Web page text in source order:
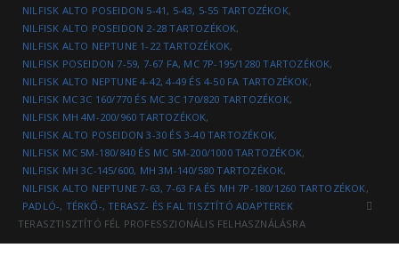
NILFISK ALTO POSEIDON 5-41, 5-43, 5-55 TARTOZÉKOK,
NILFISK ALTO POSEIDON 2-28 TARTOZÉKOK,
NILFISK ALTO NEPTUNE 1-22 TARTOZÉKOK,
NILFISK POSEIDON 7-59, 7-67 FA, MC 7P-195/1280 TARTOZÉKOK,
NILFISK ALTO NEPTUNE 4-42, 4-49 ÉS 4-50 FA TARTOZÉKOK,
NILFISK MC 3C 160/770 ÉS MC 3C 170/820 TARTOZÉKOK,
NILFISK MH 4M-200/960 TARTOZÉKOK,
NILFISK ALTO POSEIDON 3-30 ÉS 3-40 TARTOZÉKOK,
NILFISK MC 5M-180/840 ÉS MC 5M-200/1000 TARTOZÉKOK,
NILFISK MH 3C-145/600, MH 3M-140/580 TARTOZÉKOK,
NILFISK ALTO NEPTUNE 7-63, 7-63 FA ÉS MH 7P-180/1260 TARTOZÉKOK,
PADLÓ-, TÉRKŐ-, TERASZ- ÉS FAL TISZTÍTÓ ADAPTEREK
TERASZTISZTÍTÓ FÉL PROFESSZIONÁLIS FELHASZNÁLÁSRA